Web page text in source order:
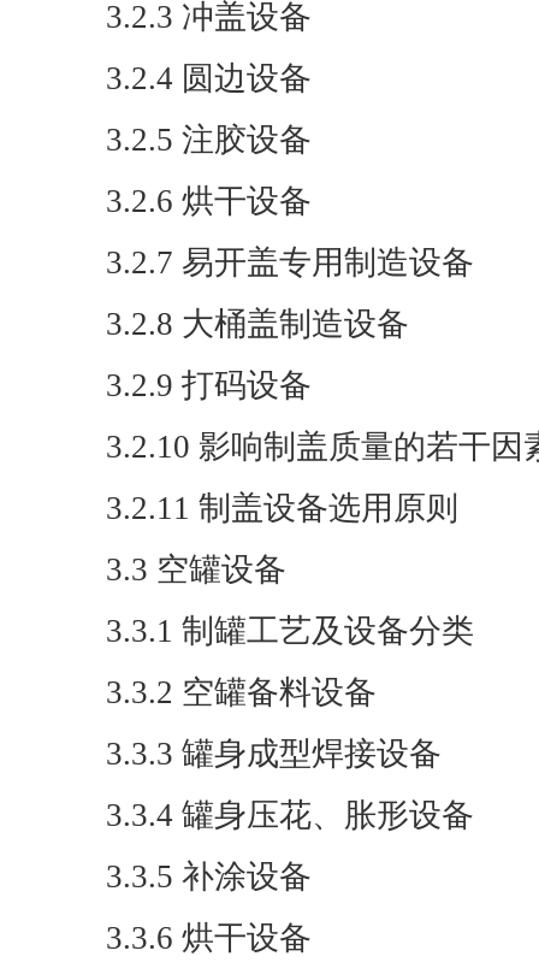
3.2.3 冲盖设备
3.2.4 圆边设备
3.2.5 注胶设备
3.2.6 烘干设备
3.2.7 易开盖专用制造设备
3.2.8 大桶盖制造设备
3.2.9 打码设备
3.2.10 影响制盖质量的若干因
3.2.11 制盖设备选用原则
3.3 空罐设备
3.3.1 制罐工艺及设备分类
3.3.2 空罐备料设备
3.3.3 罐身成型焊接设备
3.3.4 罐身压花、胀形设备
3.3.5 补涂设备
3.3.6 烘干设备